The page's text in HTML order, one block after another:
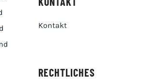
Kontakt
RECHTLICHES